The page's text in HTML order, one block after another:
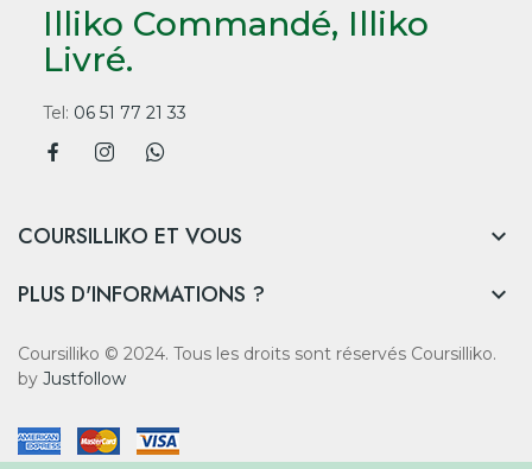
Illiko Commandé, Illiko
Livré.
Tel: 06 51 77 21 33
COURSILLIKO ET VOUS 
PLUS D'INFORMATIONS ? 
Coursilliko © 2024. Tous les droits sont réservés Coursilliko.
by Justfollow